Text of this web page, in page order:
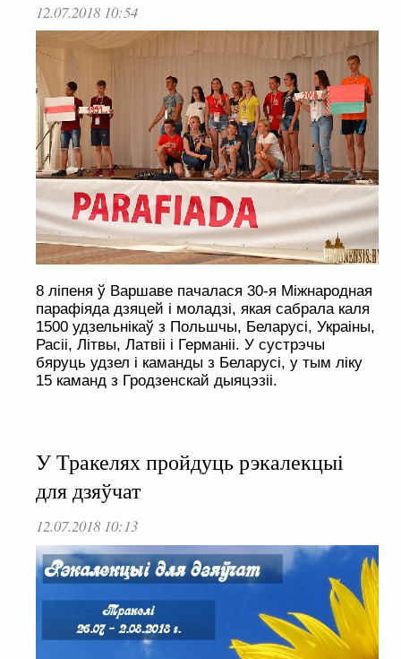
12.07.2018 10:54
8 ліпеня ў Варшаве пачалася 30-я Міжнародная
парафіяда дзяцей і моладзі, якая сабрала каля
1500 удзельнікаў з Польшчы, Беларусі, Украіны,
Расіі, Літвы, Латвіі і Германіі. У сустрэчы
бяруць удзел і каманды з Беларусі, у тым ліку
15 каманд з Гродзенскай дыяцэзіі.
У Тракелях пройдуць рэкалекцыі
для дзяўчат
12.07.2018 10:13